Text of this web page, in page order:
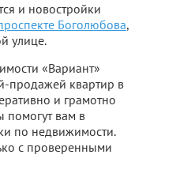
и новостройки
Боголюбова,
улице.
«Вариант»
продажей квартир в
и грамотно
помогут вам в
по недвижимости.
с проверенными